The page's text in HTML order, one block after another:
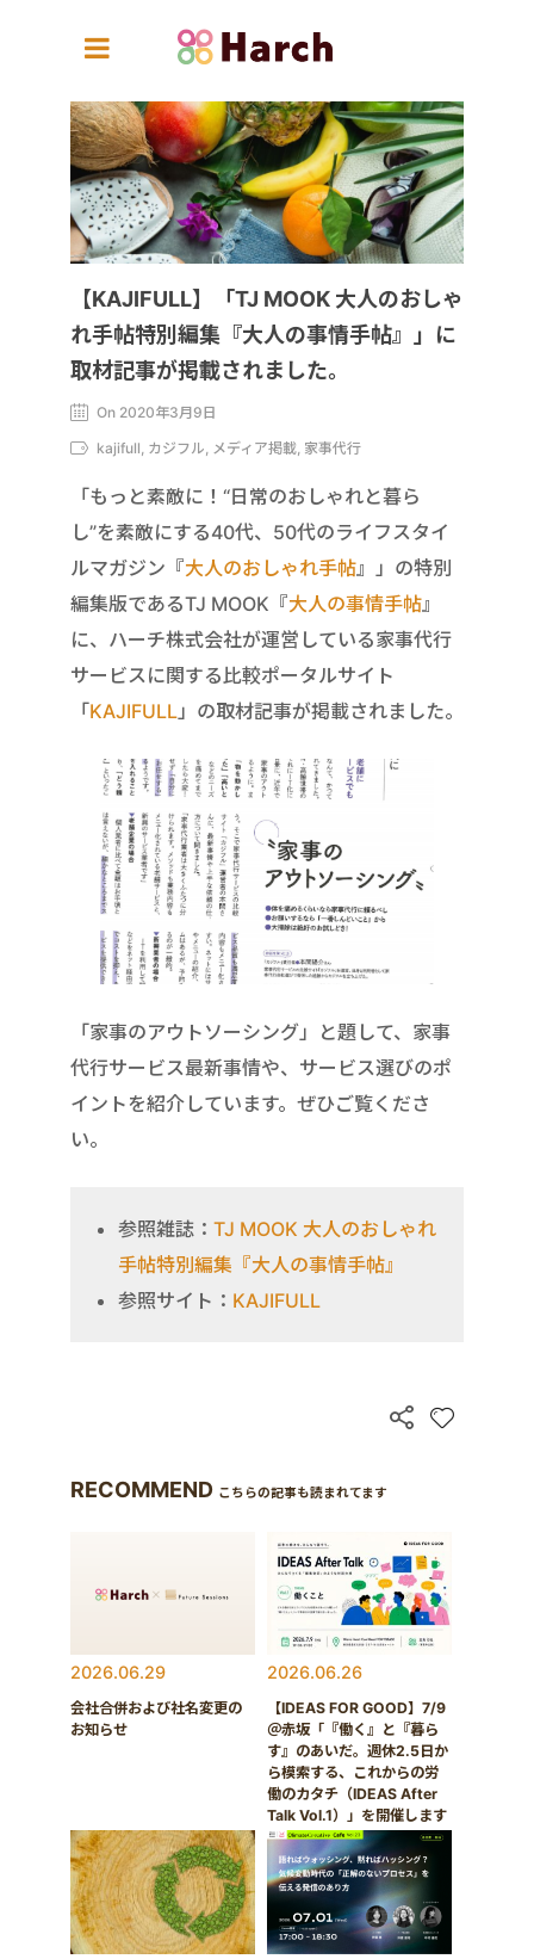
【KAJIFULL】「TJ MOOK 大人のおしゃ
れ手帖特別編集『大人の事情手帖』」に
取材記事が掲載されました。
On 2020年3月9日
kajifull, カジフル, メディア掲載, 家事代行
「もっと素敵に！“日常のおしゃれと暮ら
し”を素敵にする40代、50代のライフスタイ
ルマガジン『大人のおしゃれ手帖』」の特別
編集版であるTJ MOOK『大人の事情手帖』
に、ハーチ株式会社が運営している家事代行
サービスに関する比較ポータルサイト
「KAJIFULL」の取材記事が掲載されました。
「家事のアウトソーシング」と題して、家事
代行サービス最新事情や、サービス選びのポ
イントを紹介しています。ぜひご覧くださ
い。
参照雑誌： TJ MOOK 大人のおしゃれ
手帖特別編集『大人の事情手帖』
参照サイト： KAJIFULL
RECOMMEND こちらの記事も読まれてます
2026.06.29
会社合併および社名変更の
お知らせ
2026.06.26
【IDEAS FOR GOOD】7/9
＠赤坂「『働く』と『暮ら
す』のあいだ。週休2.5日か
ら模索する、これからの労
働のカタチ（IDEAS After
Talk Vol.1）」を開催します